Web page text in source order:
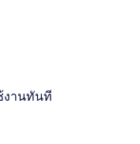
งานทันที